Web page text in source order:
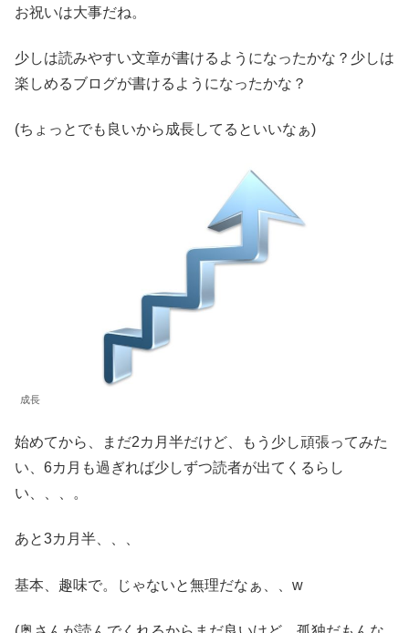
お祝いは大事だね。
少しは読みやすい文章が書けるようになったかな？少しは
楽しめるブログが書けるようになったかな？
(ちょっとでも良いから成長してるといいなぁ)
成長
始めてから、まだ2カ月半だけど、もう少し頑張ってみた
い、6カ月も過ぎれば少しずつ読者が出てくるらし
い、、、。
あと3カ月半、、、
基本、趣味で。じゃないと無理だなぁ、、w